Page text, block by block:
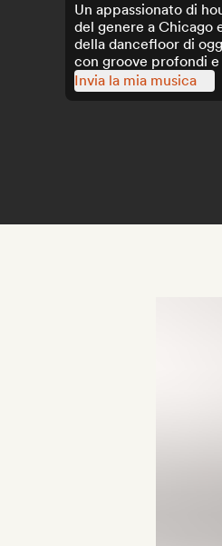
Un appassionato di
del genere a Chicago
della dancefloor di
con groove profondi e
Invia la mia musica